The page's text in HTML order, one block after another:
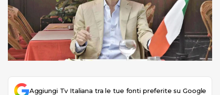
Aggiungi Tv Italiana tra le tue fonti preferite su Google